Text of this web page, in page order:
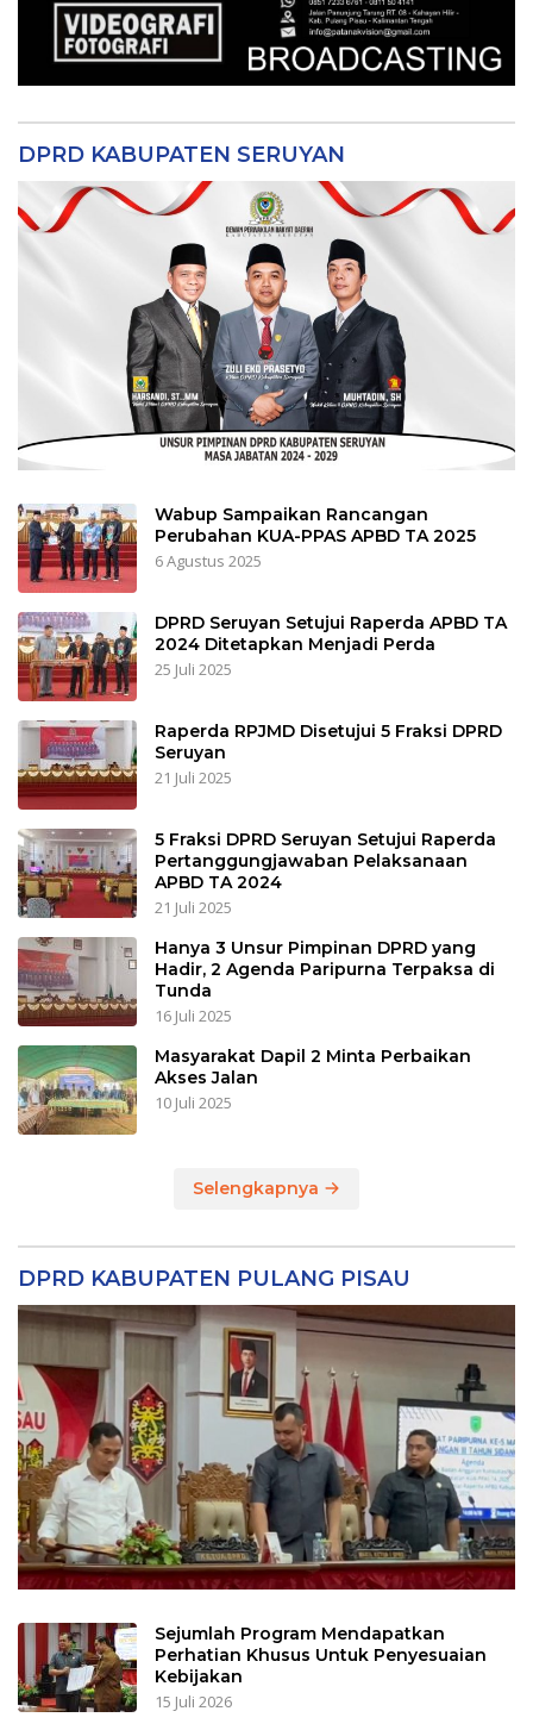
DPRD KABUPATEN SERUYAN
Wabup Sampaikan Rancangan
Perubahan KUA-PPAS APBD TA 2025
6 Agustus 2025
DPRD Seruyan Setujui Raperda APBD TA
2024 Ditetapkan Menjadi Perda
25 Juli 2025
Raperda RPJMD Disetujui 5 Fraksi DPRD
Seruyan
21 Juli 2025
5 Fraksi DPRD Seruyan Setujui Raperda
Pertanggungjawaban Pelaksanaan
APBD TA 2024
21 Juli 2025
Hanya 3 Unsur Pimpinan DPRD yang
Hadir, 2 Agenda Paripurna Terpaksa di
Tunda
16 Juli 2025
Masyarakat Dapil 2 Minta Perbaikan
Akses Jalan
10 Juli 2025
Selengkapnya
DPRD KABUPATEN PULANG PISAU
Sejumlah Program Mendapatkan
Perhatian Khusus Untuk Penyesuaian
Kebijakan
15 Juli 2026